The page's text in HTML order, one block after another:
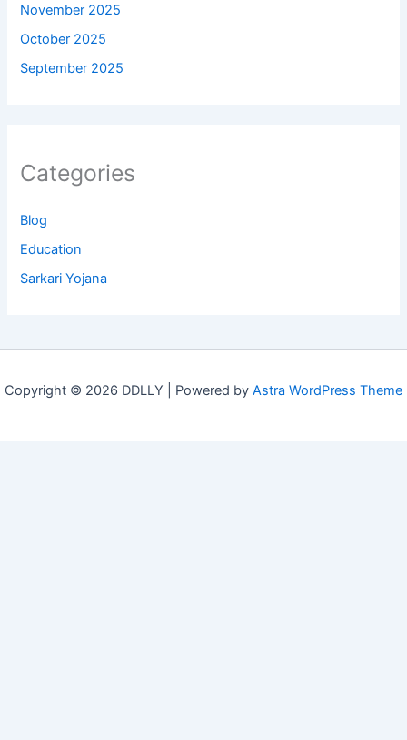
November 2025
October 2025
September 2025
Categories
Blog
Education
Sarkari Yojana
Copyright © 2026 DDLLY | Powered by Astra WordPress Theme